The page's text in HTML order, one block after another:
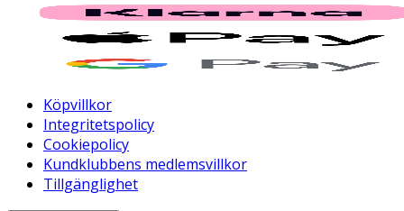
Köpvillkor
Integritetspolicy
Cookiepolicy
Kundklubbens medlemsvillkor
Tillgänglighet